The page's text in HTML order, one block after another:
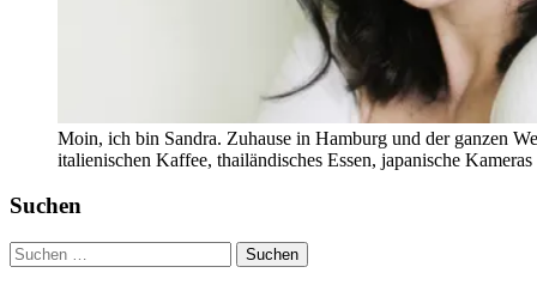
Moin, ich bin Sandra. Zuhause in Hamburg und der ganzen
italienischen Kaffee, thailändisches Essen, japanische
Suchen
Suchen
nach: